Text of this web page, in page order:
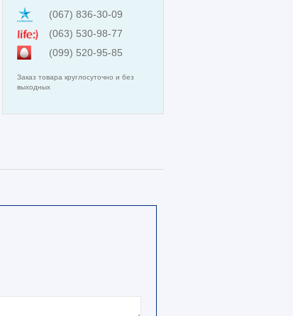
(067) 836-30-09
(063) 530-98-77
(099) 520-95-85
Заказ товара круглосуточно и без
выходных